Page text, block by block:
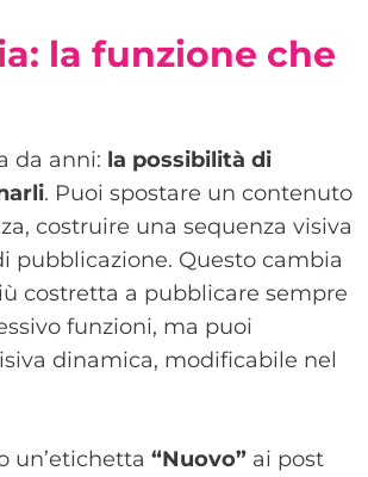
la funzione che
da anni: la possibilità di
. Puoi spostare un contenuto
costruire una sequenza visiva
pubblicazione. Questo cambia
costretta a pubblicare sempre
funzioni, ma puoi
dinamica, modificabile nel
un’etichetta “Nuovo” ai post